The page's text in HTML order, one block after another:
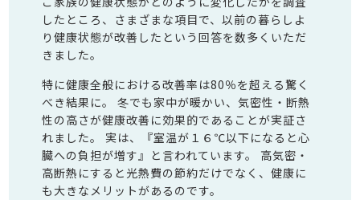
したところ、さまざまな項目で、以前の暮らしよ
り健康状態が改善したという回答を数多くいただ
きました。
特に健康全般における改善率は80％を超える驚く
べき結果に。 冬でも家中が暖かい、気密性・断熱
性の高さが健康改善に効果的であることが実証さ
れました。 実は、『室温が１６℃以下になると心
臓への負担が増す』と言われています。 高気密・
高断熱にすると光熱費の節約だけでなく、健康に
も大きなメリットがあるのです。